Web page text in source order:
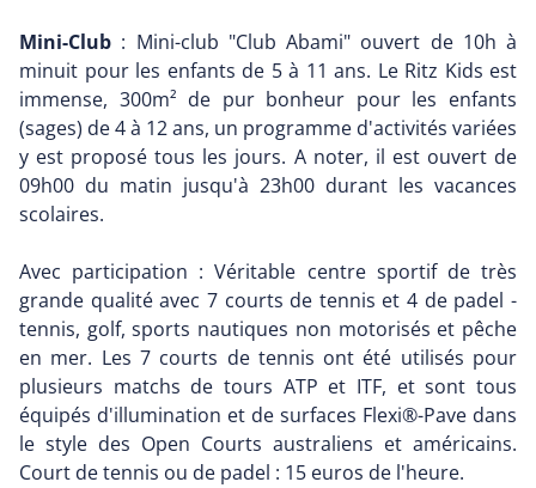
Mini-Club : Mini-club "Club Abami" ouvert de 10h à
minuit pour les enfants de 5 à 11 ans. Le Ritz Kids est
immense, 300m² de pur bonheur pour les enfants
(sages) de 4 à 12 ans, un programme d'activités variées
y est proposé tous les jours. A noter, il est ouvert de
09h00 du matin jusqu'à 23h00 durant les vacances
scolaires.
Avec participation : Véritable centre sportif de très
grande qualité avec 7 courts de tennis et 4 de padel -
tennis, golf, sports nautiques non motorisés et pêche
en mer. Les 7 courts de tennis ont été utilisés pour
plusieurs matchs de tours ATP et ITF, et sont tous
équipés d'illumination et de surfaces Flexi®-Pave dans
le style des Open Courts australiens et américains.
Court de tennis ou de padel : 15 euros de l'heure.